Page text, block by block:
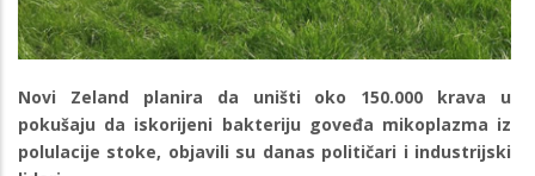
Novi Zeland planira da uništi oko 150.000 krava u
pokušaju da iskorijeni bakteriju goveđa mikoplazma iz
polulacije stoke, objavili su danas političari i industrijski